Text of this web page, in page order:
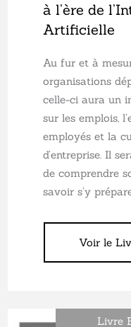
à l’ère de
Artificielle
Au fur et à
organisations
celle-ci aura un
sur les emplois,
employés et la
d’entreprise. Il
de comprendre
savoir s’y
Voir le
Livre